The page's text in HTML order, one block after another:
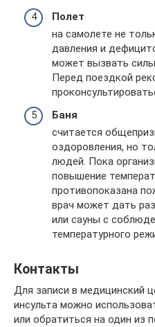
Полет
на самолете не
давления и
может вызвать
Перед поездкой
Баня
считается
оздоровления, но
людей. Пока
повышение
противопоказана
врач может дать
или сауны с
температурного
Контакты
Для записи в медицинский
инсульта можно
или обратиться на один из